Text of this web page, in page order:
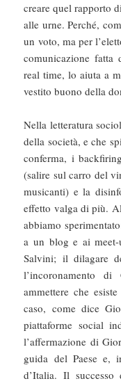
creare quel rapporto
alle urne. Perché,
un voto, ma per
comunicazione
real time, lo aiuta a
vestito buono della
Nella letteratura
della società, e che
conferma, i
(salire sul carro del
musicanti) e la
effetto valga di più.
abbiamo
a un blog e ai
Salvini; il dilagare
l’incoronamento
ammettere che
caso, come dice
piattaforme social
l’affermazione di
guida del Paese e,
d’Italia. Il